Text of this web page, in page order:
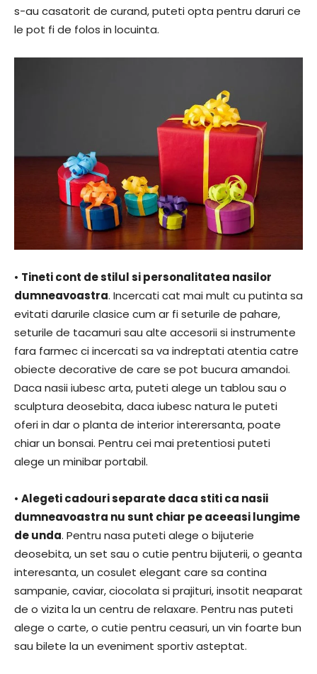
s-au casatorit de curand, puteti opta pentru daruri ce
le pot fi de folos in locuinta.
• Tineti cont de stilul si personalitatea nasilor
dumneavoastra. Incercati cat mai mult cu putinta sa
evitati darurile clasice cum ar fi seturile de pahare,
seturile de tacamuri sau alte accesorii si instrumente
fara farmec ci incercati sa va indreptati atentia catre
obiecte decorative de care se pot bucura amandoi.
Daca nasii iubesc arta, puteti alege un tablou sau o
sculptura deosebita, daca iubesc natura le puteti
oferi in dar o planta de interior interersanta, poate
chiar un bonsai. Pentru cei mai pretentiosi puteti
alege un minibar portabil.
• Alegeti cadouri separate daca stiti ca nasii
dumneavoastra nu sunt chiar pe aceeasi lungime
de unda. Pentru nasa puteti alege o bijuterie
deosebita, un set sau o cutie pentru bijuterii, o geanta
interesanta, un cosulet elegant care sa contina
sampanie, caviar, ciocolata si prajituri, insotit neaparat
de o vizita la un centru de relaxare. Pentru nas puteti
alege o carte, o cutie pentru ceasuri, un vin foarte bun
sau bilete la un eveniment sportiv asteptat.